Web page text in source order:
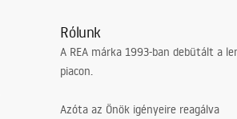
Rólunk
A REA márka 1993-ban debütált a
piacon.
Azóta az Önök igényeire reagálva